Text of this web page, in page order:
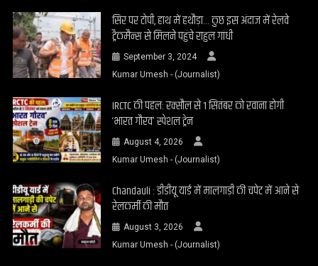
सिर पर टोपी, हाथ में हथौड़ा… कुछ इस अंदाज में रेलवे
ट्रैकमैन्स से मिलने पहुंचे राहुल गांधी
September 3, 2024
Kumar Umesh - (Journalist)
IRCTC की पहल: रक्सौल से 1 सितंबर को रवाना होगी
‘भारत गौरव’ स्पेशल ट्रेन
August 4, 2026
Kumar Umesh - (Journalist)
Chandauli : डीडीयू यार्ड में मालगाड़ी की चपेट में आने से
रेलकर्मी की मौत
August 3, 2026
Kumar Umesh - (Journalist)